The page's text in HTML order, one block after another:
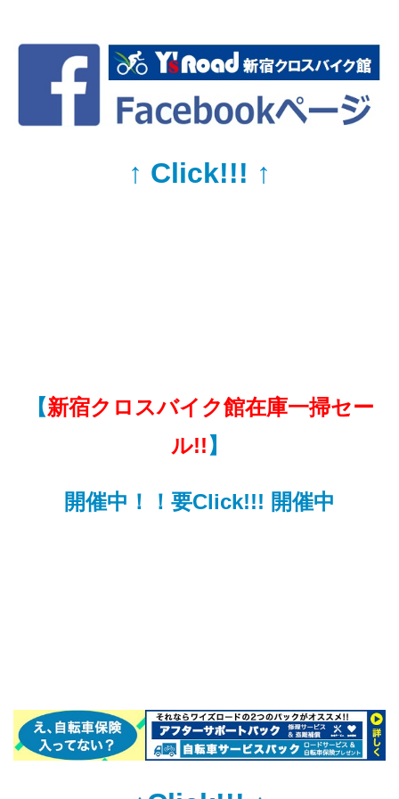
↑ Click!!! ↑
【新宿クロスバイク館在庫一掃セー
ル!! 】
開催中！！要Click!!! 開催中